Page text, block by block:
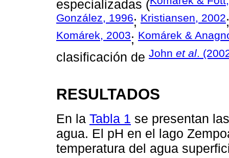
especializadas (
González, 1996; Kristiansen, 2002
Komárek, 2003; Komárek &
clasificación de John et al .
RESULTADOS
En la Tabla 1 se presentan
agua. El pH en el lago
temperatura del agua